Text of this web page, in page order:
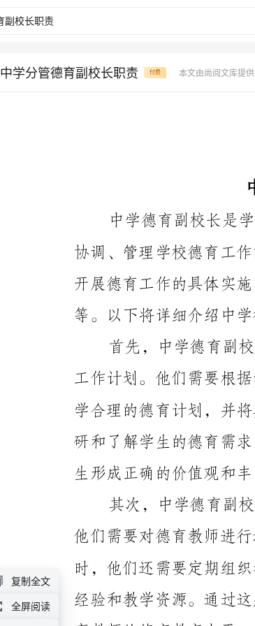
中学分管德育副校长职责 付费 本文由尚阅文库提供
生形成正确的价值观和丰富的品德。
复制全文
全屏阅读